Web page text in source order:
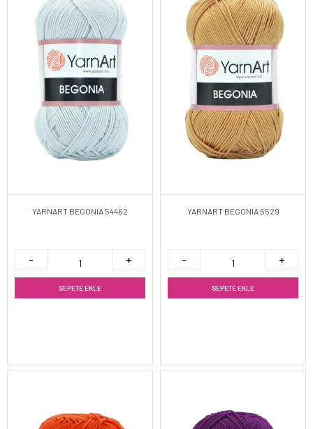
YARNART BEGONIA 54462
SEPETE EKLE
YARNART BEGONIA 5529
SEPETE EKLE